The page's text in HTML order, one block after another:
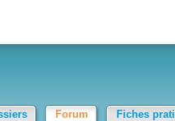
Forum Fiches